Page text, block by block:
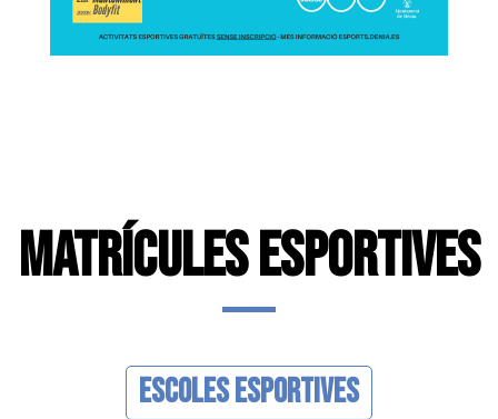
MATRÍCULES ESPORTIVES
Escoles Esportives